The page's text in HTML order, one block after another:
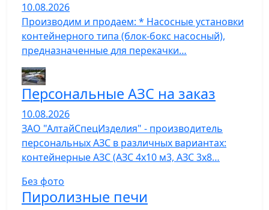
10.08.2026
Производим и продаем: * Насосные установки
контейнерного типа (блок-бокс насосный),
предназначенные для перекачки…
Персональные АЗС на заказ
10.08.2026
ЗАО "АлтайСпецИзделия" - производитель
персональных АЗС в различных вариантах:
контейнерные АЗС (АЗС 4х10 м3, АЗС 3х8…
Без фото
Пиролизные печи